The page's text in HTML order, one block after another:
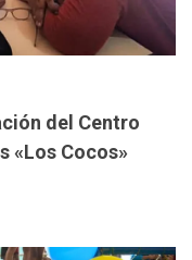
del Centro
«Los Cocos»